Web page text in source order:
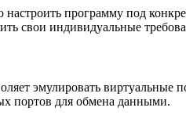
программу под
свои индивидуальные
эмулировать виртуальные
портов для обмена данными.